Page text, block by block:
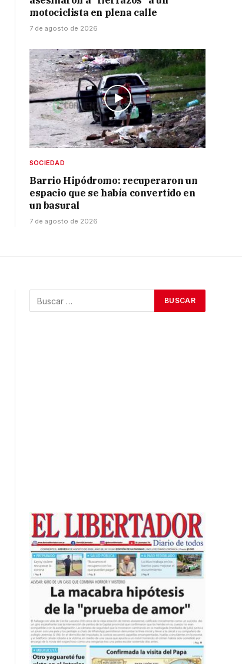
motociclista en plena calle
7 de agosto de 2026
SOCIEDAD
Barrio Hipódromo: recuperaron un
espacio que se había convertido en
un basural
7 de agosto de 2026